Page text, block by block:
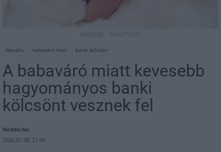
pixabay - illusztráció
Aktuális babaváró hitel banki kölcsön
A babaváró miatt kevesebb
hagyományos banki
kölcsönt vesznek fel
hirado.hu
2020.07.28. 21:00